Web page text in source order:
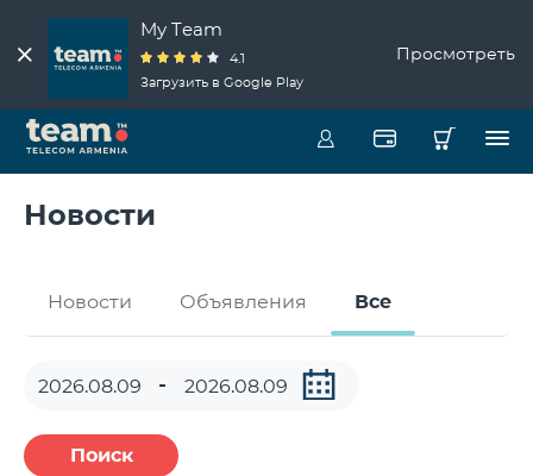
My Team
4.1
Загрузить в Google Play
Просмотреть
Новости
Новости Объявления Все
Поиск